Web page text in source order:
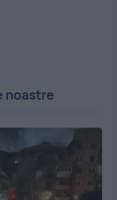
noastre